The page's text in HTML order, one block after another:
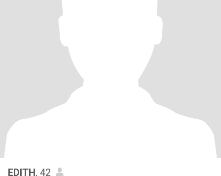
EDITH, 42